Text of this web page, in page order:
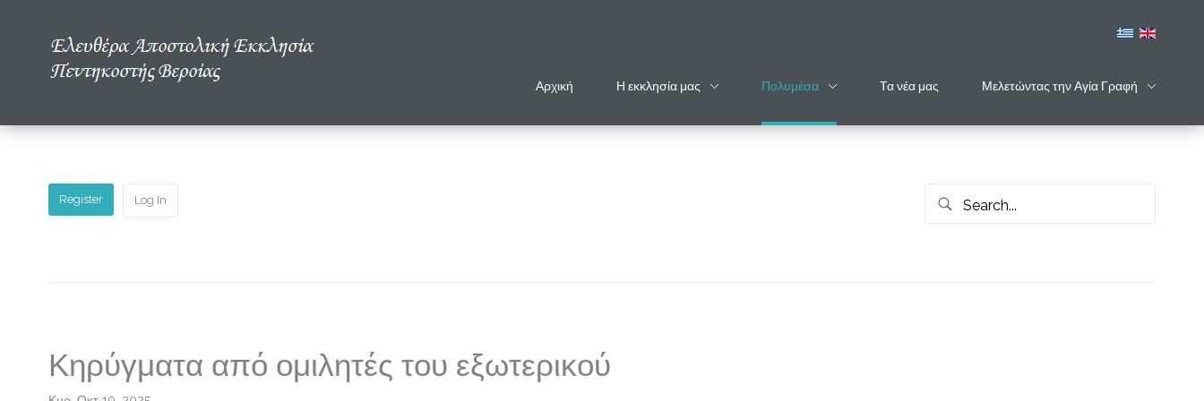
Πολυμέσα
Αρχική Η εκκλησία μας Πολυμέσα Τα νέα μας Μελετώντας την Αγία Γραφή
Register Log In
Κηρύγματα από ομιλητές του εξωτερικού